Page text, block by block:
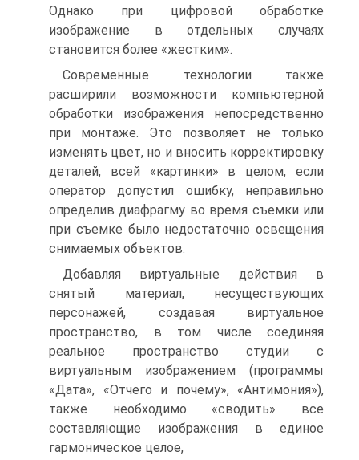
Одна­ко при цифровой обработке
изображение в отдельных случаях
становится более «жестким».
Современные технологии также
расширили возможности компью­терной
обработки изображения непосредственно
при монтаже. Это позво­ляет не только
изменять цвет, но и вносить корректировку
деталей, всей «картинки» в целом, если
оператор допустил ошибку, неправильно
опреде­лив диафрагму во время съемки или
при съемке было недостаточно осве­щения
снимаемых объектов.
Добавляя виртуальные действия в
снятый материал, несущест­вующих
персонажей, создавая виртуальное
пространство, в том числе со­единяя
реальное пространство студии с
виртуальным изображением (про­граммы
«Дата», «Отчего и почему», «Антимония»),
также необходимо «сводить» все
составляющие изображения в единое
гармоническое целое,